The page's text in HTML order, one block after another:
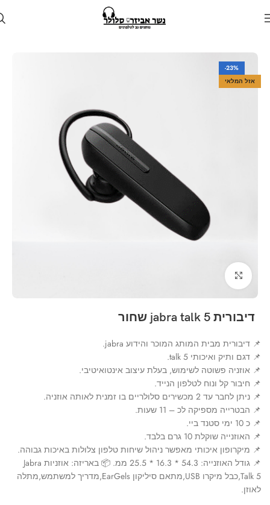
אוזניות דיבורית
-23%
אזל המלאי
Click to enlarge
דיבורית jabra talk 5 שחור
📌 דיבורית מבית המותג המוכר והידוע jabra.
📌 דגם ותיק ואיכותי talk 5.
📌 אוזניה פשוטה לשימוש, בעלת עיצוב אינטואיטיבי.
📌 חיבור קל ונוח לטלפון הנייד.
📌 ניתן לחבר עד 2 מכשירים סלולריים בו זמנית לאותה אוזניה.
📌 הבטרייה מספיקה לכ – 11 שעות.
📌 כ 10 ימי סטנד ביי.
📌 האוזנייה שוקלת 10 גרם בלבד.
📌 מיקרופון איכותי מאפשר ניהול שיחות טלפון צלולות באיכות גבוהה.
📌 גודל האוזנייה: 54.3 * 16.3 * 25.5 ממ. 📦 באריזה: אוזניות Jabra
Talk 5,כבל מיקרו USB,מתאם סיליקון EarGels,מדריך למשתמש,מתלה
לאוזן.